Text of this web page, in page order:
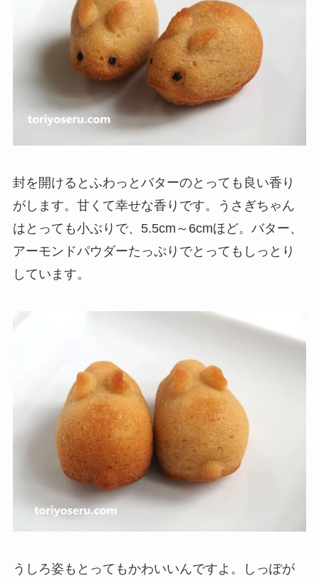
封を開けるとふわっとバターのとっても良い香り
がします。甘くて幸せな香りです。うさぎちゃん
はとっても小ぶりで、5.5cm～6cmほど。バター、
アーモンドパウダーたっぷりでとってもしっとり
しています。
うしろ姿もとってもかわいいんですよ。しっぽが